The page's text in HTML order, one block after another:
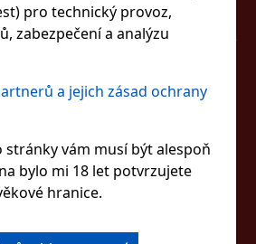
pro technický provoz,
zabezpečení a analýzu
a jejich zásad ochrany
stránky vám musí být alespoň
bylo mi 18 let potvrzujete
hranice.
obj. 0,75 l
237 Kč
2023 0,75 l
z řady Pozdravy z národního
podoblasti (Morava), které zaujme
odlesky a krásně čistým
tržeb je prodávající povinen
Zároveň je povinen
u správce daně online v
výpadku pak nejpozději do 48
S NÁMI